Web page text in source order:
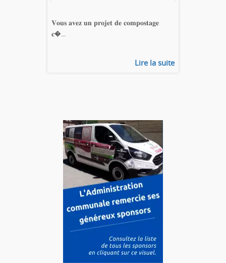
𝐕𝐨𝐮𝐬 𝐚𝐯𝐞𝐳 𝐮𝐧 𝐩𝐫𝐨𝐣𝐞𝐭 𝐝𝐞 𝐜𝐨𝐦𝐩𝐨𝐬𝐭𝐚𝐠𝐞
𝐜�...
Lire la suite